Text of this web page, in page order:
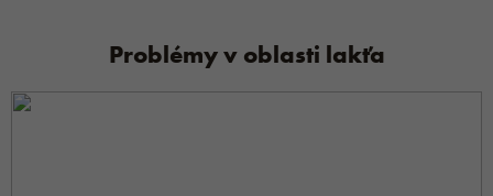
Problémy v oblasti lakťa